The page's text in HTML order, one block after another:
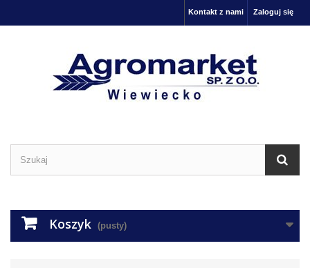
Zaloguj się
Kontakt z nami
Koszyk (pusty)